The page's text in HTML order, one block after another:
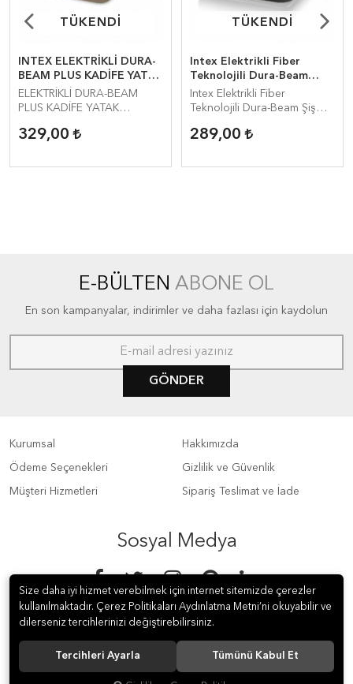
TÜKENDİ
TÜKENDİ
INTEX ELEKTRİKLİ DURA-
BEAM PLUS KADİFE YATAK
(152x203x46CM)
ELEKTRİKLİ DURA-BEAM
PLUS KADİFE YATAK
329,00
TÜKENDİ
TÜKENDİ
Intex Elektrikli Fiber
Teknolojili Dura-Beam
Şişme Yatak
(152x203x42Cm) - 64436
Intex Elektrikli Fiber
Teknolojili Dura-Beam Şişme
64436
289,00
E-BÜLTEN ABONE OL
En son kampanyalar, indirimler ve daha fazlası için kaydolun
GÖNDER
Kurumsal
Ödeme Seçenekleri
Müşteri Hizmetleri
Hakkımızda
Gizlilik ve Güvenlik
Sipariş Teslimat ve İade
Sosyal Medya
© 2019 LEMBAY İÇ VE DIŞ TİC. LTD. ŞTİ. Tüm hakları saklıdır.
Size daha iyi hizmet verebilmek için internet sitemizde çerezler
kullanılmaktadır. Çerez Politikaları Aydınlatma Metni’ni okuyabilir ve
dilerseniz tercihlerinizi değiştirebilirsiniz.
Tercihleri Ayarla Tümünü Kabul Et